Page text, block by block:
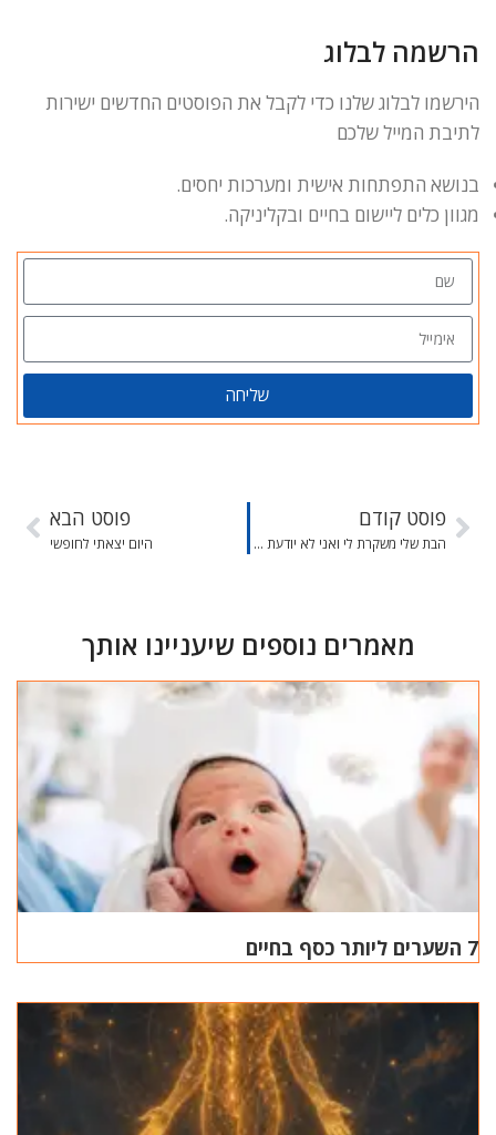
הרשמה לבלוג
הירשמו לבלוג שלנו כדי לקבל את הפוסטים החדשים ישירות
לתיבת המייל שלכם
בנושא התפתחות אישית ומערכות יחסים.
מגוון כלים ליישום בחיים ובקליניקה.
שליחה
פוסט קודם
הבת שלי משקרת לי ואני לא יודעת מה לעשות
פוסט הבא
היום יצאתי לחופשי
מאמרים נוספים שיעניינו אותך
7 השערים ליותר כסף בחיים